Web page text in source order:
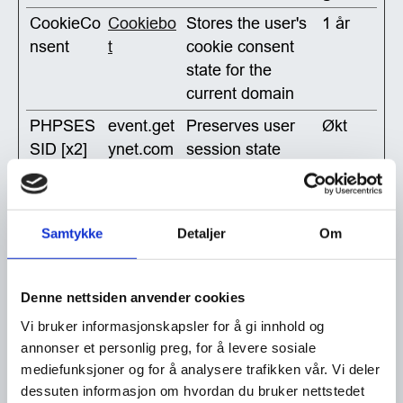
Samtykke Detaljer Om
Denne nettsiden anvender cookies
Vi bruker informasjonskapsler for å gi innhold og
annonser et personlig preg, for å levere sosiale
mediefunksjoner og for å analysere trafikken vår. Vi deler
dessuten informasjon om hvordan du bruker nettstedet
CookieCo
nsent
Cookiebo
t
Stores the user's
cookie consent
state for the
current domain
1 år
PHPSES
SID [x2]
event.get
ynet.com
Preserves user
session state
Økt
Statistikk (2)
hvordan besøkende kommuniserer med
nettsteder ved å samle inn og rapportere
informasjon anonymt.
Navn
Leveran
Hensikt
Maksi